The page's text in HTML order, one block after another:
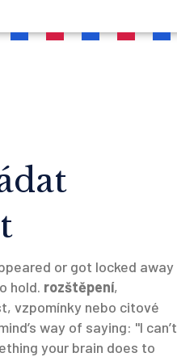
or got locked away
hold. rozštěpení,
vzpomínky nebo citové
way of saying: "I can’t
your brain does to